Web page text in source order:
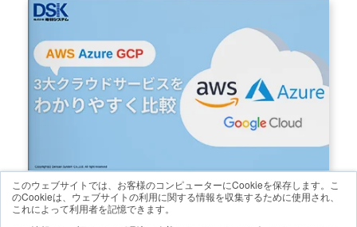
このウェブサイトでは、お客様のコンピューターにCookieを保存します。こ
のCookieは、ウェブサイトの利用に関する情報を収集するために使用され、
これによって利用者を記憶できます。